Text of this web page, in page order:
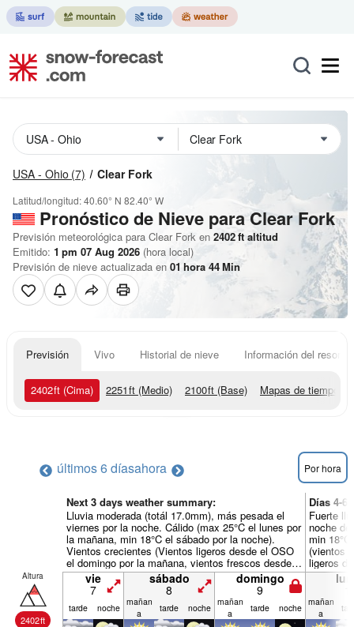
USA - Ohio (7) Clear Fork
Latitud/longitud:40.60° N 82.40° W
Pronóstico de Nieve para Clear Fork
Previsión meteorológica para Clear Fork en 2402ft altitud
Emitido: 1 pm 07 Aug 2026 (hora local)
Previsión de nieve actualizada en 01 hora 44Min
Previsión Vivo Historial de nieve Información del resort
2402ft (Cima) 2251ft (Medio) 2100ft (Base) Mapas de tiempo
últimos 6 díasahora Por hora
Next 3 days weather summary:
Lluvia moderada (totál 17.0mm), más pesada el
viernes por la noche. Cálido (max 25°C el lunes por
la mañana, min 18°C el sábado por la noche).
Vientos crecientes (Vientos ligeros desde el OSO
el domingo por la mañana, vientos frescos desde
el OSO por la mañana de lunes).
Días 4-6
Fuerte
noche
min
(vientos
ligeros
Altura
2402ft
vie
7
sábado
8
domingo
9
tarde noche mañan
a
tarde noche mañan
a
tarde noche mañan
a